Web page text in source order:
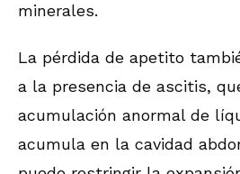
minerales.
La pérdida de apetito
a la presencia de ascitis,
acumulación anormal de
acumula en la cavidad